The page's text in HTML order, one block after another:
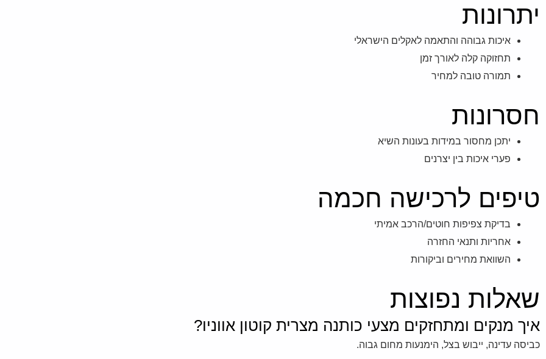
יתרונות
איכות גבוהה והתאמה לאקלים הישראלי
תחזוקה קלה לאורך זמן
תמורה טובה למחיר
חסרונות
יתכן מחסור במידות בעונות השיא
פערי איכות בין יצרנים
טיפים לרכישה חכמה
בדיקת צפיפות חוטים/הרכב אמיתי
אחריות ותנאי החזרה
השוואת מחירים וביקורות
שאלות נפוצות
איך מנקים ומתחזקים מצעי כותנה מצרית קוטון אווניו?
כביסה עדינה, ייבוש בצל, הימנעות מחום גבוה.